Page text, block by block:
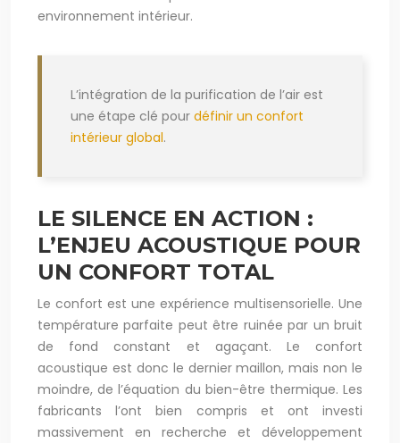
environnement intérieur.
L’intégration de la purification de l’air est
une étape clé pour définir un confort
intérieur global.
LE SILENCE EN ACTION :
L’ENJEU ACOUSTIQUE POUR
UN CONFORT TOTAL
Le confort est une expérience multisensorielle. Une
température parfaite peut être ruinée par un bruit
de fond constant et agaçant. Le confort
acoustique est donc le dernier maillon, mais non le
moindre, de l’équation du bien-être thermique. Les
fabricants l’ont bien compris et ont investi
massivement en recherche et développement